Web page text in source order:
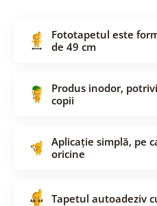
Fototapetul este
de 49 cm
Produs inodor,
copii
Aplicație simplă, pe
oricine
Tapetul autoadeziv